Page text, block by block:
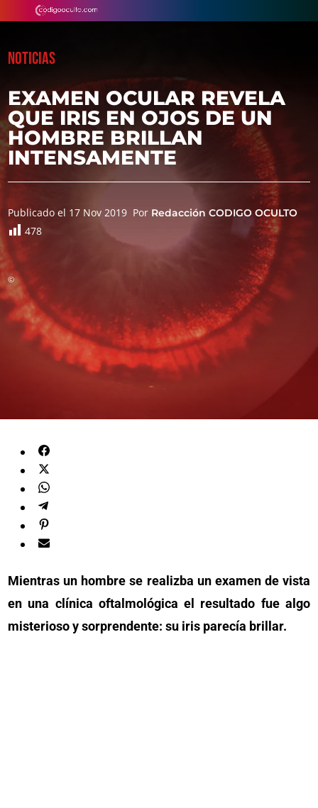
NOTICIAS
EXAMEN OCULAR REVELA
QUE IRIS EN OJOS DE UN
HOMBRE BRILLAN
INTENSAMENTE
Publicado el 17 Nov 2019 Por Redacción CODIGO OCULTO
478
©
Mientras un hombre se realizba un examen de vista
en una clínica oftalmológica el resultado fue algo
misterioso y sorprendente: su iris parecía brillar.